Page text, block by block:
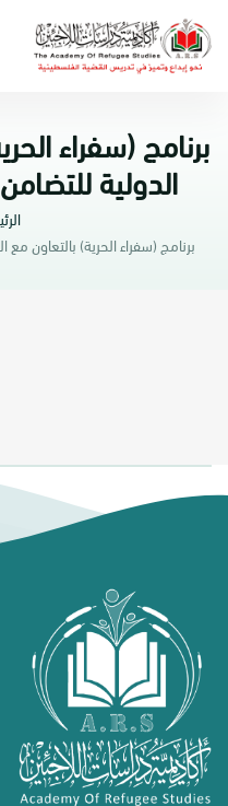
برنامج (سفراء
الدولية
برنامج (سفراء الحرية) بالتعاون